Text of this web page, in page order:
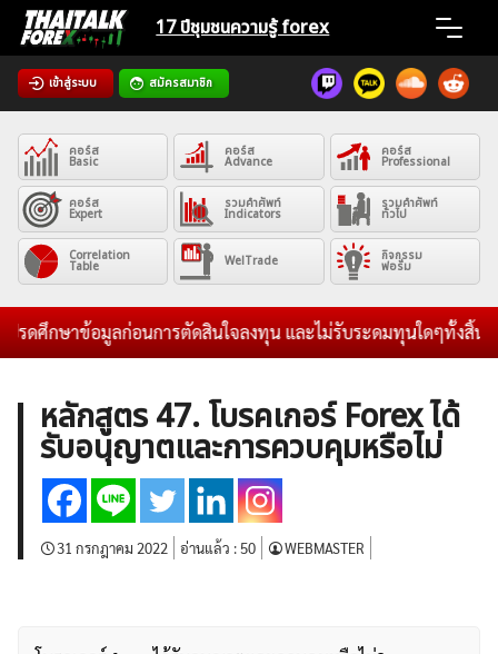
Skip
content
17 ปีชุมชนความรู้ forex
เข้าสู่ระบบ สมัครสมาชิก
Home
News
Articles
VPS Register
ค้นหา
สำหรับ:
คอร์ส
Basic
คอร์ส
Advance
คอร์ส
Professional
คอร์ส
Expert
รวมคำศัพท์
Indicators
รวมคำศัพท์
ทั่วไป
Correlation
Table WelTrade กิจกรรม
ฟอรั่ม
ข้อมูลก่อนการตัดสินใจลงทุน และไม่รับระดมทุนใดๆทั้งสิ้น เว็บบอ
หลักสูตร 47. โบรคเกอร์ Forex ได้
รับอนุญาตและการควบคุมหรือไม่
31 กรกฎาคม 2022 อ่านแล้ว :50 WEBMASTER